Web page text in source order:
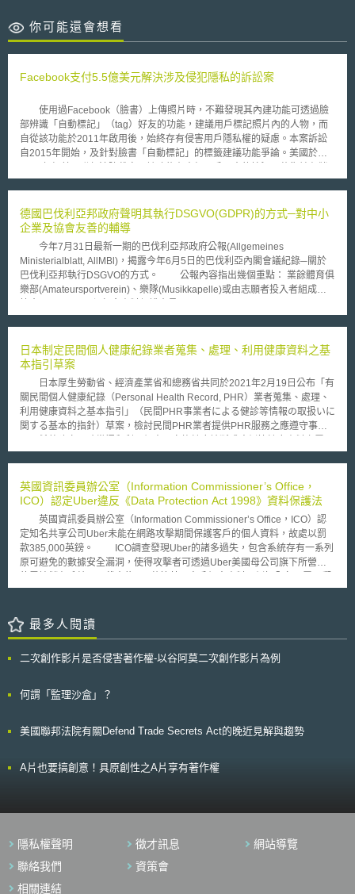
你可能還會想看
Facebook支付5.5億美元解決涉及侵犯隱私的訴訟案
使用過Facebook（臉書）上傳照片時，不難發現其內建功能可透過臉
部辨識「自動標記」（tag）好友的功能，建議用戶標記照片內的人物，而
自從該功能於2011年啟用後，始終存有侵害用戶隱私權的疑慮。本案訴訟
自2015年開始，及針對臉書「自動標記」的標籤建議功能爭論。美國於
相關使用者的生物特徵資料（biometric data），違反美國伊利諾州
然臉書已開始公開與用戶說明其可選擇關閉其識別功能，並針對上述聯邦法
院判決提出上訴，卻仍於2019年8月敗訴。因此臉書同意以5.5億美元和
解，用於支付伊利諾州的用戶（符合條件的）及訴訟相關費用。
德國巴伐利亞邦政府聲明其執行DSGVO(GDPR)的方式─對中小
企業及協會友善的輔導
今年7月31日最新一期的巴伐利亞邦政府公報(Allgemeines
Ministerialblatt, AllMBl)，揭露今年6月5日的巴伐利亞內閣會議紀錄─關於
巴伐利亞邦執行DSGVO的方式。 公報內容指出幾個重點： 業餘體育俱
樂部(Amateursportverein)、樂隊(Musikkapelle)或由志願者投入者組成的
如果因為對法律的不熟悉而初次違反DSGVO，並不會被罰款；相關單位的
有效、適當且具有懲戒性的。故對於非第一次違反的情況，就可能直接依據
DSGVO第83條規定處以罰款。 巴伐利亞邦不能接受「警告律師」
(Abmahnanwälten)告誡企業資料保護行為違規的做法。 邦政府將向有關單
位進一步確認DSGVO中的相關規定，其應用尤其必須能夠確保正確且適當
的符合DSGVO的目標。 邦政府將與協會和中小企業進行進一步有關
DSGVO適用的討論。 在巴伐利亞邦政府公布的新聞稿中，總理馬庫斯
索德進一步表示：「DSGVO實現了更大程度的隱私保護，但不應該成為官
式。我們提供的是幫助，而不是懲罰。」內政部長Joachim Herrmann則表
擾和額外的官僚主義。最重要的是，所有的協會、許多有志願者投入的地方
或中小企業，必須透過適當和正確地應用DSGVO，來保護其免受過度的資
料保護要求。」 巴伐利亞資料保護監督辦公室(BayLDA, Bayerische
Landesamt für Datenschutzaufsicht)並進一步公布了對許多中小企業，
如：協會、醫療診所(Arztpraxis)、稅務顧問(Steuerberater)……等行業，遵
循DSGVO的參考指引，提供進一步的遵循指示。
日本制定民間個人健康紀錄業者蒐集、處理、利用健康資料之基
本指引草案
日本厚生勞動省、經濟產業省和總務省共同於2021年2月19日公布「有
關民間個人健康紀錄（Personal Health Record, PHR）業者蒐集、處理、
利用健康資料之基本指引」（民間PHR事業者による健診等情報の取扱いに
関する基本的指針）草案，檢討民間PHR業者提供PHR服務之應遵守事
紀錄制度。 本指引所稱之「健康資料」，係指可用於個人自身健康管
之業者為蒐集、處理、利用上開健康資料並提供PHR服務之業者。根據指引
規定，PHR業者應針對資訊安全對策、個人資料處理、健康資料之保存管理
和相互運用性及其他等4大面向採取適當措施。首先，在資訊安全對策部
份，業者需取得風險管理系統之第三方認證（如資訊安全管理系統制度
（ISMS））；其次，針對個人資料，業者應制定隱私政策和服務利用規
約，並遵守個資法規定；然後，為確保健康資料之保存管理和相互運用性，
系統應具備雙向資料傳輸之功能；最後，本指引提供檢核表供業者自行檢
英國資訊委員辦公室（Information Commissioner’s Office，
ICO）認定Uber違反《Data Protection Act 1998》資料保護法
英國資訊委員辦公室（Information Commissioner’s Office，ICO）認
定知名共享公司Uber未能在網路攻擊期間保護客戶的個人資料，故處以罰
款385,000英鎊。 ICO調查發現Uber的諸多過失，包含系統存有一系列
原可避免的數據安全漏洞，使得攻擊者可透過Uber美國母公司旗下所營運
件及電話號碼等。該事件亦影響了Uber在英國8萬多名司機的相關營運紀
知此個資外洩事故。相反的，Uber反而向攻擊者妥協並支付了10萬美元，
以銷毀被盜取的數據。 ICO認為，這不僅為Uber資料安全之問題，且
視受害客戶和司機之權益。而對攻擊者支付贖金後即保持沉默，亦非對於網
為，反將可能會加劇受害者權益的受損。 因此，ICO認為該事件已嚴重
Uber高達385,000英鎊罰款。
最多人閱讀
二次創作影片是否侵害著作權-以谷阿莫二次創作影片為例
何謂「監理沙盒」？
美國聯邦法院有關Defend Trade Secrets Act的晚近見解與趨勢
A片也要搞創意！具原創性之A片享有著作權
隱私權聲明 徵才訊息
網站導覽
聯絡我們
資策會
相關連結